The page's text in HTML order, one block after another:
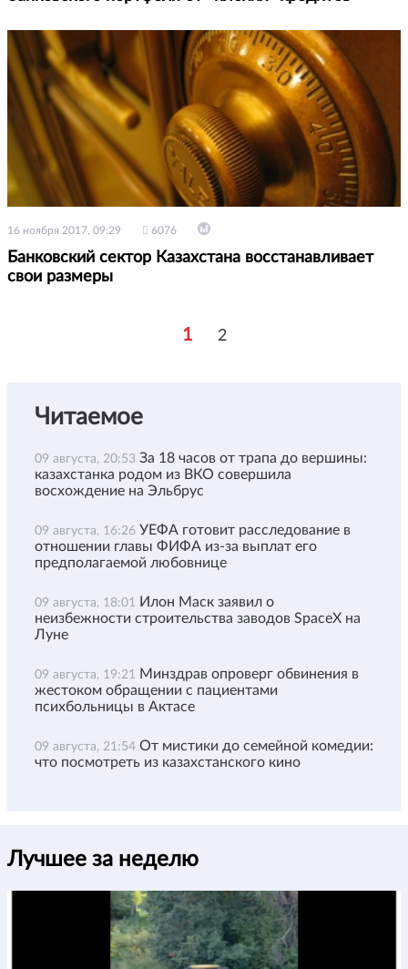
16 ноября 2017, 09:29 6076
Банковский сектор Казахстана восстанавливает
свои размеры
1 2
Читаемое
09 августа, 20:53 За 18 часов от трапа до вершины:
казахстанка родом из ВКО совершила
восхождение на Эльбрус
09 августа, 16:26 УЕФА готовит расследование в
отношении главы ФИФА из-за выплат его
предполагаемой любовнице
09 августа, 18:01 Илон Маск заявил о
неизбежности строительства заводов SpaceX на
Луне
09 августа, 19:21 Минздрав опроверг обвинения в
жестоком обращении с пациентами
психбольницы в Актасе
09 августа, 21:54 От мистики до семейной комедии:
что посмотреть из казахстанского кино
Лучшее за неделю